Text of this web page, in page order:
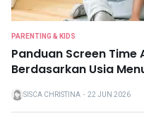
PARENTING & KIDS
Panduan Screen Time
Berdasarkan Usia
SISCA CHRISTINA ・ 22 JUN 2026